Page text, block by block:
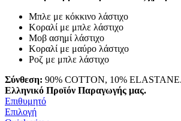
Μπλε με κόκκινο λάστιχο
Κοραλί με μπλε λάστιχο
Μοβ ασημί λάστιχο
Κοραλί με μαύρο λάστιχο
Ροζ με μπλε λάστιχο
Σύνθεση: 90% COTTON, 10% ELASTANE.
Ελληνικό Προϊόν Παραγωγής μας.
Επιθυμητό
ΕπιλογήΑυτό